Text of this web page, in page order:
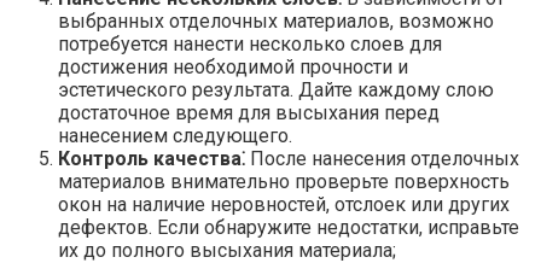
выбранных отделочных материалов, возможно
потребуется нанести несколько слоев для
достижения необходимой прочности и
эстетического результата.​ Дайте каждому слою
достаточное время для высыхания перед
нанесением следующего.​
Контроль качества⁚ После нанесения отделочных
материалов внимательно проверьте поверхность
окон на наличие неровностей, отслоек или других
дефектов.​ Если обнаружите недостатки, исправьте
их до полного высыхания материала;